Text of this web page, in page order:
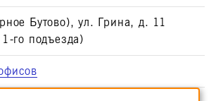
Бутово), ул. Грина, д. 11
го подъезда)